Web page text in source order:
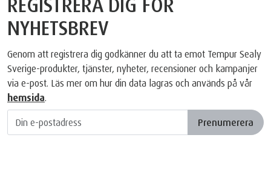
NYHETSBREV
Genom att registrera dig godkänner du att ta emot Tempur Sealy
Sverige-produkter, tjänster, nyheter, recensioner och kampanjer
via e-post. Läs mer om hur din data lagras och används på vår
hemsida.
Prenumerera